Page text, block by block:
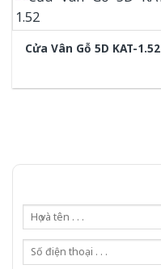
Cửa Vân Gỗ 5D KAT-1.52